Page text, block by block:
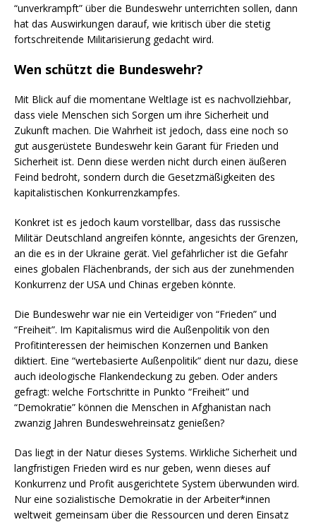
“unverkrampft” über die Bundeswehr unterrichten sollen, dann
hat das Auswirkungen darauf, wie kritisch über die stetig
fortschreitende Militarisierung gedacht wird.
Wen schützt die Bundeswehr?
Mit Blick auf die momentane Weltlage ist es nachvollziehbar,
dass viele Menschen sich Sorgen um ihre Sicherheit und
Zukunft machen. Die Wahrheit ist jedoch, dass eine noch so
gut ausgerüstete Bundeswehr kein Garant für Frieden und
Sicherheit ist. Denn diese werden nicht durch einen äußeren
Feind bedroht, sondern durch die Gesetzmäßigkeiten des
kapitalistischen Konkurrenzkampfes.
Konkret ist es jedoch kaum vorstellbar, dass das russische
Militär Deutschland angreifen könnte, angesichts der Grenzen,
an die es in der Ukraine gerät. Viel gefährlicher ist die Gefahr
eines globalen Flächenbrands, der sich aus der zunehmenden
Konkurrenz der USA und Chinas ergeben könnte.
Die Bundeswehr war nie ein Verteidiger von “Frieden” und
“Freiheit”. Im Kapitalismus wird die Außenpolitik von den
Profitinteressen der heimischen Konzernen und Banken
diktiert. Eine “wertebasierte Außenpolitik” dient nur dazu, diese
auch ideologische Flankendeckung zu geben. Oder anders
gefragt: welche Fortschritte in Punkto “Freiheit” und
“Demokratie” können die Menschen in Afghanistan nach
zwanzig Jahren Bundeswehreinsatz genießen?
Das liegt in der Natur dieses Systems. Wirkliche Sicherheit und
langfristigen Frieden wird es nur geben, wenn dieses auf
Konkurrenz und Profit ausgerichtete System überwunden wird.
Nur eine sozialistische Demokratie in der Arbeiter*innen
weltweit gemeinsam über die Ressourcen und deren Einsatz